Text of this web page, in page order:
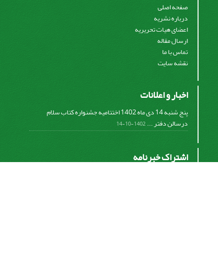
صفحه اصلی
درباره نشریه
اعضای هیات تحریریه
ارسال مقاله
تماس با ما
نقشه سایت
اخبار و اعلانات
پنج شنبه 14 دی ماه 1402 اختتامیه جشنواره کتاب سلام
درسالن دفتر ...1402-10-14
اشتراک خبرنامه